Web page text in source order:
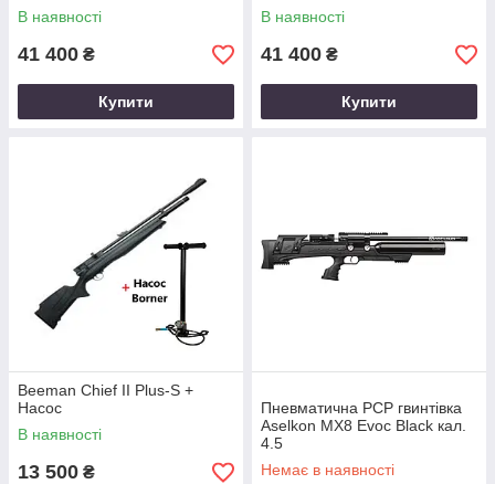
В наявності
41 400 ₴
Купити
В наявності
41 400 ₴
Купити
Beeman Chief II Plus-S +
Насос
В наявності
13 500 ₴
Пневматична PCP гвинтівка
Aselkon MX8 Evoc Black кал.
4.5
Немає в наявності